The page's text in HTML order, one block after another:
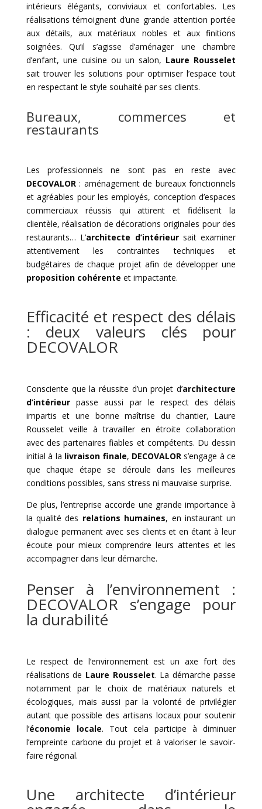
intérieurs élégants, conviviaux et confortables. Les
réalisations témoignent d’une grande attention portée
aux détails, aux matériaux nobles et aux finitions
soignées. Qu’il s’agisse d’aménager une chambre
d’enfant, une cuisine ou un salon, Laure Rousselet
sait trouver les solutions pour optimiser l’espace tout
en respectant le style souhaité par ses clients.
Bureaux, commerces et
restaurants
Les professionnels ne sont pas en reste avec
DECOVALOR: aménagement de bureaux fonctionnels
et agréables pour les employés, conception d’espaces
commerciaux réussis qui attirent et fidélisent la
clientèle, réalisation de décorations originales pour des
restaurants… L’architecte d’intérieursait examiner
attentivement les contraintes techniques et
budgétaires de chaque projet afin de développer une
proposition cohérente et impactante.
Efficacité et respect des délais
: deux valeurs clés pour
DECOVALOR
Consciente que la réussite d’un projet d’architecture
d’intérieurpasse aussi par le respect des délais
impartis et une bonne maîtrise du chantier, Laure
Rousselet veille à travailler en étroite collaboration
avec des partenaires fiables et compétents. Du dessin
initial à la livraison finale, DECOVALORs’engage à ce
que chaque étape se déroule dans les meilleures
conditions possibles, sans stress ni mauvaise surprise.
De plus, l’entreprise accorde une grande importance à
la qualité des relations humaines, en instaurant un
dialogue permanent avec ses clients et en étant à leur
écoute pour mieux comprendre leurs attentes et les
accompagner dans leur démarche.
Penser à l’environnement :
DECOVALOR s’engage pour
la durabilité
Le respect de l’environnement est un axe fort des
réalisations de Laure Rousselet. La démarche passe
notamment par le choix de matériaux naturels et
écologiques, mais aussi par la volonté de privilégier
autant que possible des artisans locaux pour soutenir
l’économie locale. Tout cela participe à diminuer
l’empreinte carbone du projet et à valoriser le savoir-
faire régional.
Une architecte d’intérieur